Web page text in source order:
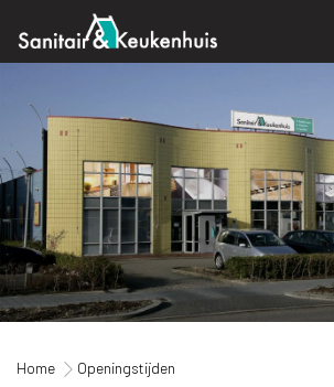
Home Openingstijden